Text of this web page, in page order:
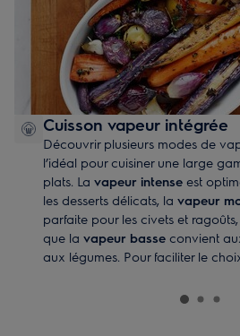
Cuisson vapeur intégrée
Découvrir plusieurs modes de
l’idéal pour cuisiner une large
plats. La vapeur intense est
les desserts délicats, la vapeur
parfaite pour les civets et
que la vapeur basse convient
aux légumes. Pour faciliter le